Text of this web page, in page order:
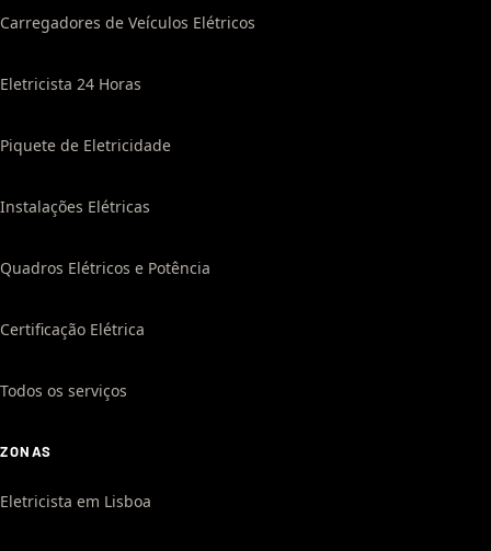
Carregadores de Veículos Elétricos
Eletricista 24 Horas
Piquete de Eletricidade
Instalações Elétricas
Quadros Elétricos e Potência
Certificação Elétrica
Todos os serviços
ZONAS
Eletricista em Lisboa